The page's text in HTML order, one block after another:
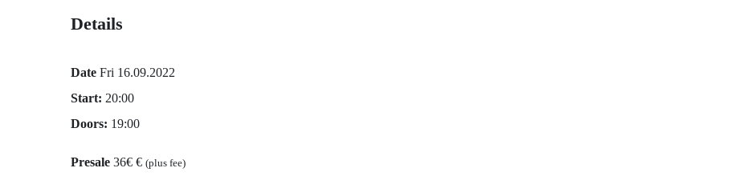
Details
Date Fri 16.09.2022
Start: 20:00
Doors: 19:00
Presale 36€ € (plus fee)